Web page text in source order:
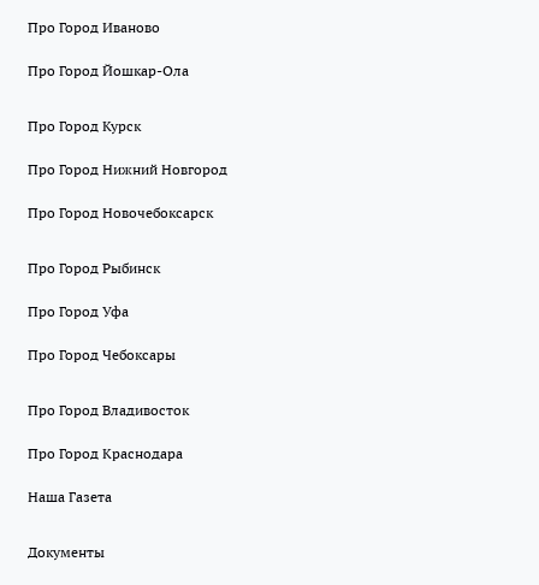
Про Город Иваново
Про Город Йошкар-Ола
Про Город Курск
Про Город Нижний Новгород
Про Город Новочебоксарск
Про Город Рыбинск
Про Город Уфа
Про Город Чебоксары
Про Город Владивосток
Про Город Краснодара
Наша Газета
Документы